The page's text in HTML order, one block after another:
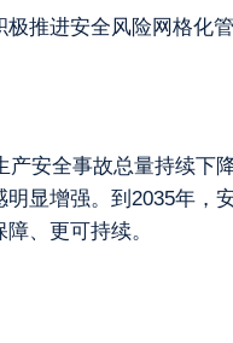
推进安全风险网格化
安全事故总量持续下
显增强。到2035年，
、更可持续。